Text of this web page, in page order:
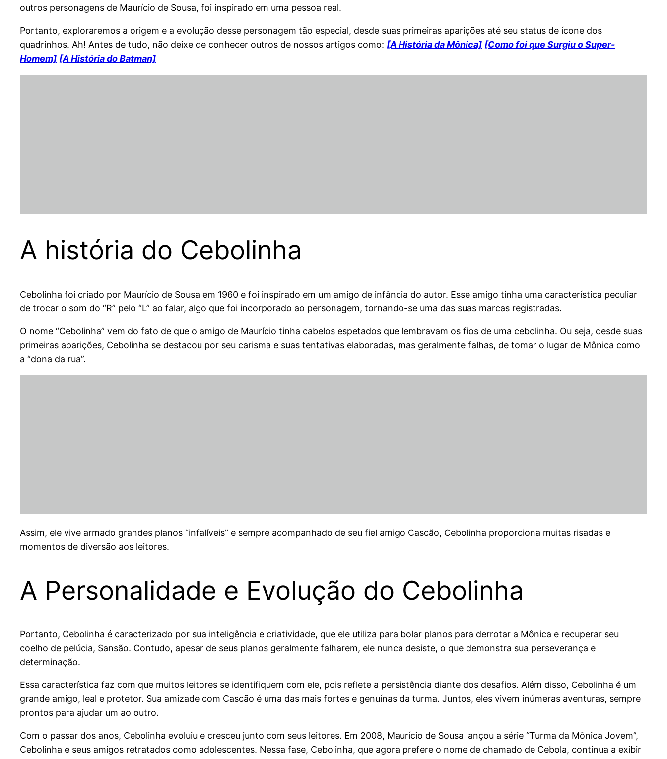
outros personagens de Maurício de Sousa, foi inspirado em uma pessoa real.
Portanto, exploraremos a origem e a evolução desse personagem tão especial, desde suas primeiras aparições até seu status de ícone dos
quadrinhos. Ah! Antes de tudo, não deixe de conhecer outros de nossos artigos como: [A História da Mônica] [Como foi que Surgiu o Super-
Homem] [A História do Batman]
A história do Cebolinha
Cebolinha foi criado por Maurício de Sousa em 1960 e foi inspirado em um amigo de infância do autor. Esse amigo tinha uma característica peculiar
de trocar o som do “R” pelo “L” ao falar, algo que foi incorporado ao personagem, tornando-se uma das suas marcas registradas.
O nome “Cebolinha” vem do fato de que o amigo de Maurício tinha cabelos espetados que lembravam os fios de uma cebolinha. Ou seja, desde suas
primeiras aparições, Cebolinha se destacou por seu carisma e suas tentativas elaboradas, mas geralmente falhas, de tomar o lugar de Mônica como
a “dona da rua”.
Assim, ele vive armado grandes planos “infalíveis” e sempre acompanhado de seu fiel amigo Cascão, Cebolinha proporciona muitas risadas e
momentos de diversão aos leitores.
A Personalidade e Evolução do Cebolinha
Portanto, Cebolinha é caracterizado por sua inteligência e criatividade, que ele utiliza para bolar planos para derrotar a Mônica e recuperar seu
coelho de pelúcia, Sansão. Contudo, apesar de seus planos geralmente falharem, ele nunca desiste, o que demonstra sua perseverança e
determinação.
Essa característica faz com que muitos leitores se identifiquem com ele, pois reflete a persistência diante dos desafios. Além disso, Cebolinha é um
grande amigo, leal e protetor. Sua amizade com Cascão é uma das mais fortes e genuínas da turma. Juntos, eles vivem inúmeras aventuras, sempre
prontos para ajudar um ao outro.
Com o passar dos anos, Cebolinha evoluiu e cresceu junto com seus leitores. Em 2008, Maurício de Sousa lançou a série “Turma da Mônica Jovem”,
Cebolinha e seus amigos retratados como adolescentes. Nessa fase, Cebolinha, que agora prefere o nome de chamado de Cebola, continua a exibir